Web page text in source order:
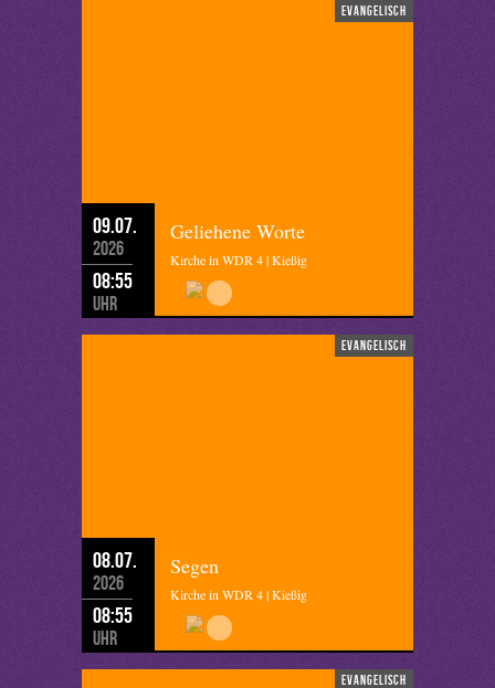
evangelisch
09.07.
2026
08:55
Uhr
Geliehene Worte
Kirche in WDR 4 | Kießig
evangelisch
08.07.
2026
08:55
Uhr
Segen
Kirche in WDR 4 | Kießig
evangelisch